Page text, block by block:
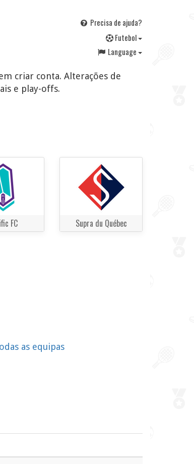
Precisa de ajuda?
Futebol
Language
criar conta. Alterações de
e play-offs.
FC Supra du Québec
as equipas